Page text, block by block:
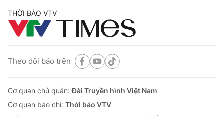
THỜI BÁO VTV
Theo dõi báo trên
Cơ quan chủ quản:Đài Truyền hình Việt Nam
Cơ quan báo chí: Thời báo VTV